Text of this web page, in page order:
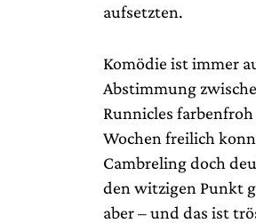
aufsetzten.
Komödie ist immer
Abstimmung
Runnicles
Wochen freilich
Cambreling doch
den witzigen Punkt
aber – und das ist